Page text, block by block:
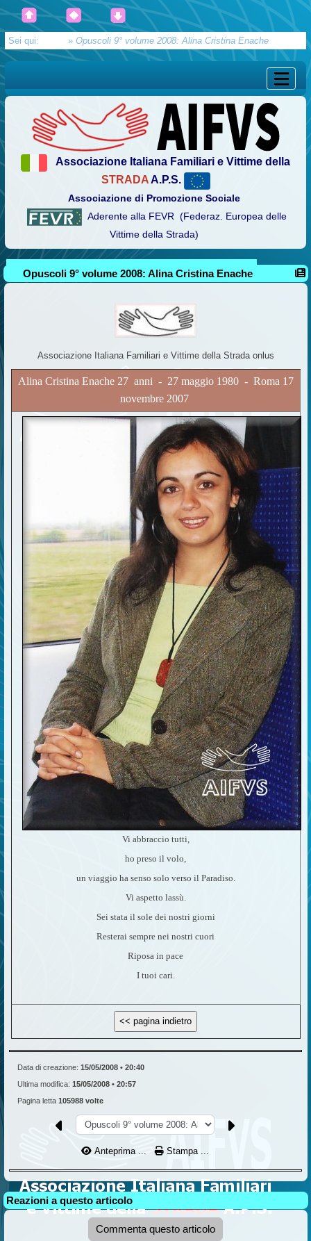
Sei qui: » Opuscoli 9° volume 2008: Alina Cristina Enache
Associazione Italiana Familiari e Vittime della
STRADAA.P.S.
Associazione di Promozione Sociale
Aderente alla FEVR (Federaz. Europea delle
Vittime della Strada)
Opuscoli 9° volume 2008: Alina Cristina Enache
Associazione Italiana Familiari e Vittime della Strada onlus
Alina Cristina Enache 27 anni - 27 maggio 1980 - Roma 17
novembre 2007
Vi abbraccio tutti,
ho preso il volo,
un viaggio ha senso solo verso il Paradiso.
Vi aspetto lassù.
Sei stata il sole dei nostri giorni
Resterai sempre nei nostri cuori
Riposa in pace
I tuoi cari.
Data di creazione: 15/05/2008 • 20:40
Ultima modifica: 15/05/2008 • 20:57
Pagina letta 105988 volte
Anteprima ... Stampa ...
Reazioni a questo articolo
Commenta questo articolo